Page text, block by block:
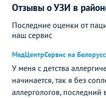
Отзывы о УЗИ в
Последние оценки от
наш сервис
МедЦентрСервис на
У меня с детства
начинается, так я без
аллергологов,